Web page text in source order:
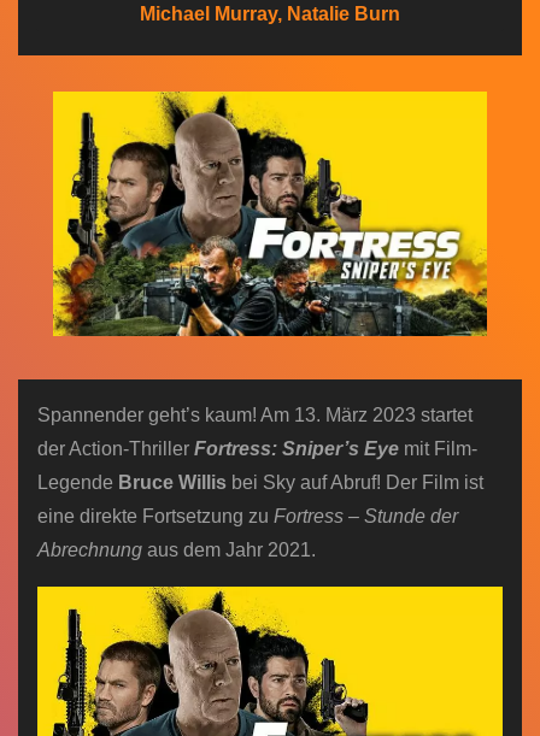
Michael Murray, Natalie Burn
Spannender geht’s kaum! Am 13. März 2023 startet
der Action-Thriller Fortress: Sniper’s Eye mit Film-
Legende Bruce Willis bei Sky auf Abruf! Der Film ist
eine direkte Fortsetzung zu Fortress – Stunde der
Abrechnung aus dem Jahr 2021.